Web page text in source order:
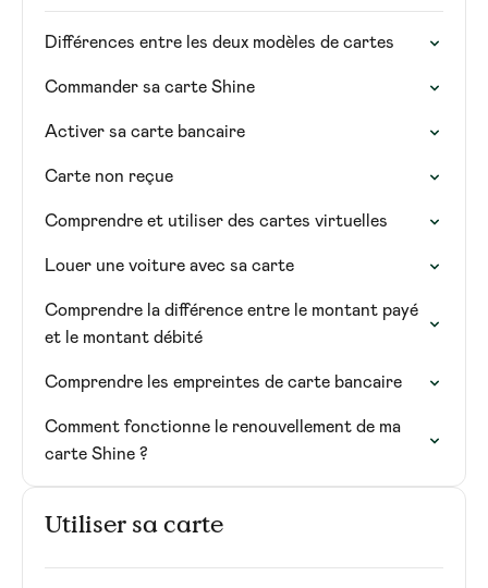
Différences entre les deux modèles de cartes
Commander sa carte Shine
Activer sa carte bancaire
Carte non reçue
Comprendre et utiliser des cartes virtuelles
Louer une voiture avec sa carte
Comprendre la différence entre le montant payé
et le montant débité
Comprendre les empreintes de carte bancaire
Comment fonctionne le renouvellement de ma
carte Shine ?
Utiliser sa carte